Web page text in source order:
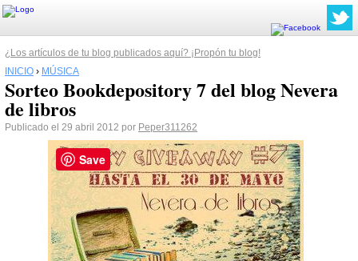
¿Los artículos de tu blog publicados aquí? ¡Propón tu blog!
INICIO › MÚSICA
Sorteo Bookdepository 7 del blog Nevera
de libros
Publicado el 29 abril 2012 por Peper311262
Save